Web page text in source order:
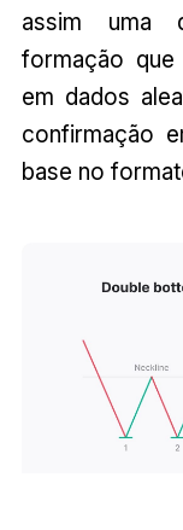
assim uma
formação
em dados
confirmação
base no